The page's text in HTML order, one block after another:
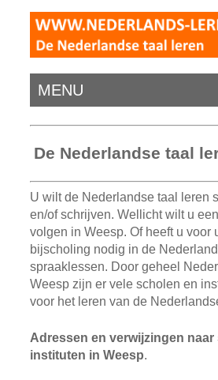
MENU
De Nederlandse taal
U wilt de Nederlandse taal leren
en/of schrijven. Wellicht wilt u
volgen in Weesp. Of heeft u voor
bijscholing nodig in de
spraaklessen. Door geheel
Weesp zijn er vele scholen en
voor het leren van de
Adressen en verwijzingen naar
instituten in Weesp.